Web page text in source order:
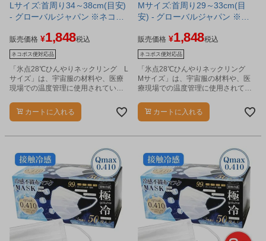
Lサイズ:首周り34～38cm(目安)
- グローバルジャパン ※ネコポ
販売価格 ¥1,848税込
ネコポス便対応品
「氷点28℃ひんやりネックリング L
サイズ」は、宇宙服の材料や、医療
現場での温度管理に使用されている
しており、28℃以下で自然凍結する
ネックリングです。
カートに入れる
Mサイズ:首周り29～33cm(目
安) - グローバルジャパン ※ネ
販売価格 ¥1,848税込
ネコポス便対応品
「氷点28℃ひんやりネックリング
Mサイズ」は、宇宙服の材料や、医
療現場での温度管理に使用されてい
用しており、28℃以下で自然凍結す
るネックリングです。
カートに入れる